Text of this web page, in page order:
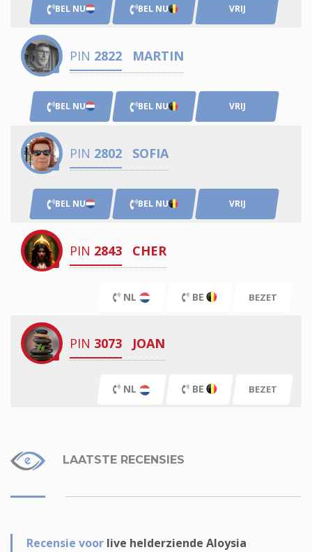
BEL NU BEL NU VRIJ
PIN 2822 MARTIN
BEL NU BEL NU VRIJ
PIN 2802 SOFIA
BEL NU BEL NU VRIJ
PIN 2843 CHER
NL BE BEZET
PIN 3073 JOAN
NL BE BEZET
LAATSTE RECENSIES
Recensie voor live helderziende Aloysia